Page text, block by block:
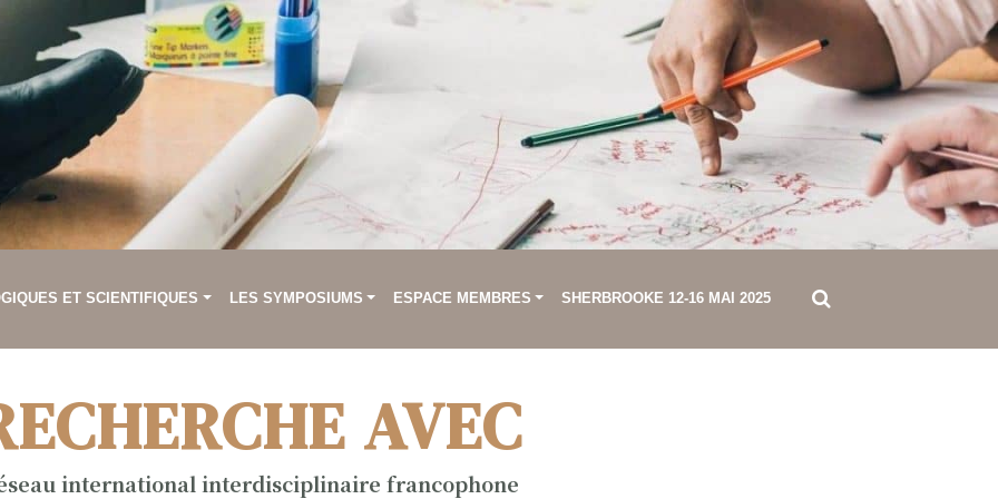
ET SCIENTIFIQUES LES SYMPOSIUMS ESPACE MEMBRES SHERBROOKE 12-16 MAI 2025
AVEC
international interdisciplinaire francophone